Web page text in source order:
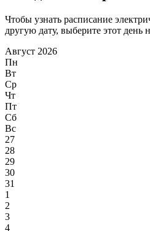
Чтобы узнать расписание
другую дату, выберите этот день
Август 2026
Пн
Вт
Ср
Чт
Пт
Сб
Вс
27
28
29
30
31
1
2
3
4